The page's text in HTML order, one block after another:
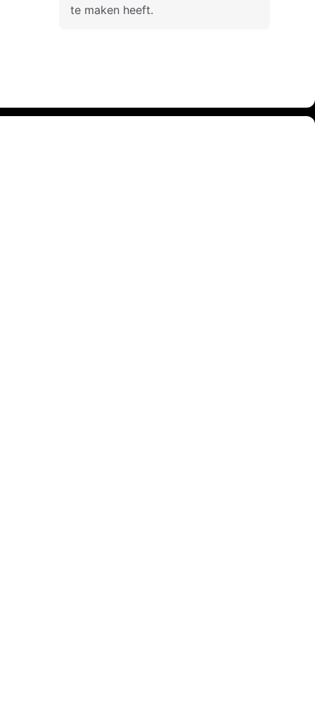
te maken heeft.